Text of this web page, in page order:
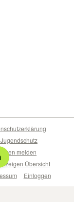
melden
Anzeigen Übersicht
Einloggen